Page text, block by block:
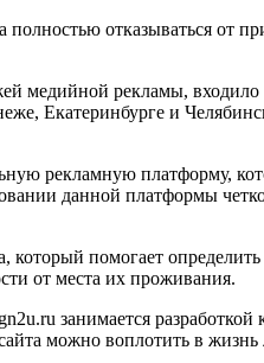
отказываться от
медийной рекламы,
Екатеринбурге и
рекламную платформу,
данной платформы
помогает
от места их проживания.
занимается разработкой
можно воплотить в